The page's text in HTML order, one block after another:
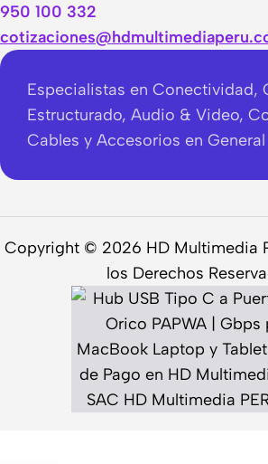
950 100 332
Especialistas en Conectividad,
Estructurado, Audio & Video,
Cables y Accesorios en General
Copyright © 2026 HD Multimedia
los Derechos